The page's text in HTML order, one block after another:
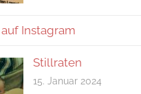
Instagram
Stillraten
15. Januar 2024